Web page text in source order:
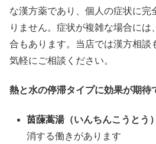
な漢方薬であり、個人の症状に完
りません。症状が複雑な場合に
合もあります。当店では漢方相談
気軽にご相談ください。
熱と水の停滞タイプに効果が期待
茵蔯蒿湯（いんちんこうとう）
消する働きがあります